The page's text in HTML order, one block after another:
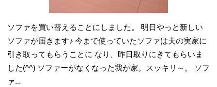
ソファを買い替えることにしました。 明日やっと新しい
ソファが届きます♪ 今まで使っていたソファは夫の実家に
引き取ってもらうことに なり、昨日取りにきてもらいま
した(^^) ソファーがなくなった我が家。スッキリ～。 ソフ
ァ...